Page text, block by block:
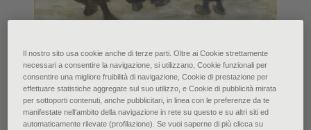
Van Gogh: inquieto e
drammatico
Il nostro sito usa cookie anche di terze parti. Oltre ai Cookie strettamente
necessari a consentire la navigazione, si utilizzano, Cookie funzionali per
consentire una migliore fruibilità di navigazione, Cookie di prestazione per
effettuare statistiche aggregate sul suo utilizzo, e Cookie di pubblicità mirata
per sottoporti contenuti, anche pubblicitari, in linea con le preferenze da te
manifestate nell‘ambito della navigazione in rete su questo e su altri siti ed
automaticamente rilevate (profilazione). Se vuoi saperne di più clicca su